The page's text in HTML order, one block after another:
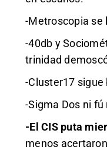
-Metroscopia se
-40db y
trinidad
-Cluster17 sigue
-Sigma Dos ni fú
-El CIS puta
menos